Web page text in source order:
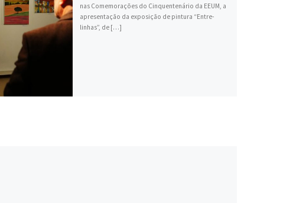
nas Comemorações do Cinquentenário da EEUM, a
apresentação da exposição de pintura “Entre-
linhas”, de […]